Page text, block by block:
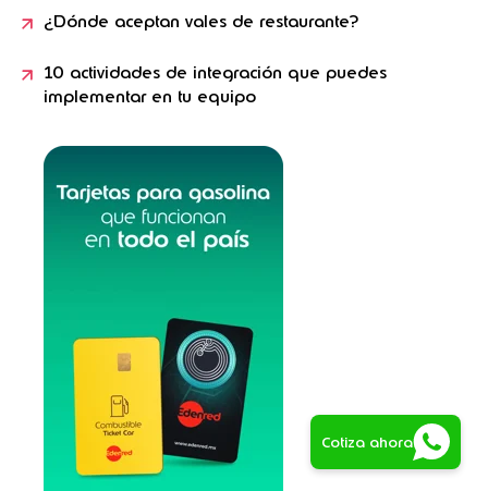
¿Dónde aceptan vales de restaurante?
10 actividades de integración que puedes
implementar en tu equipo
Cotiza ahora